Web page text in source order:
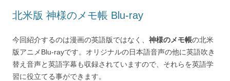
北米版 神様のメモ帳 Blu-ray
今回紹介するのは漫画の英語版ではなく、 神様のメモ帳の北米
版アニメBlu-rayです。オリジナルの日本語音声の他に英語吹き
替え音声と英語字幕も収録されていますので、それらを英語学
習に役立てる事ができます。